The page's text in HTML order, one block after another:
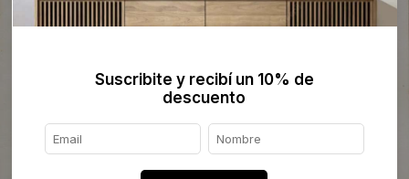
Suscribite y recibí un 10% de
descuento